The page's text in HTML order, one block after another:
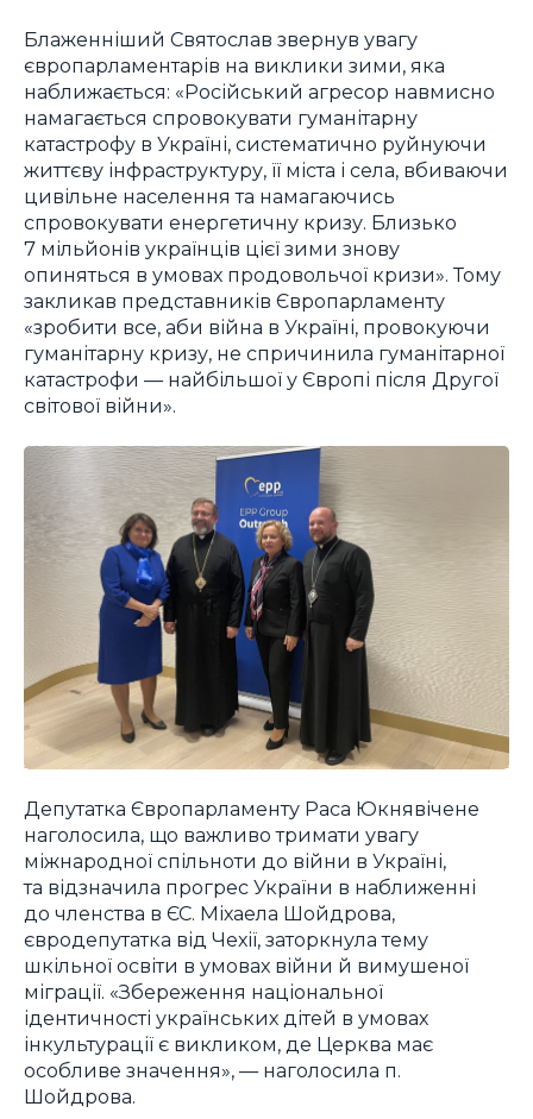
Блаженніший Святослав звернув увагу
європарламентарів на виклики зими, яка
наближається: «Російський агресор навмисно
намагається спровокувати гуманітарну
катастрофу в Україні, систематично руйнуючи
життєву інфраструктуру, її міста і села, вбиваючи
цивільне населення та намагаючись
спровокувати енергетичну кризу. Близько
7 мільйонів українців цієї зими знову
опиняться в умовах продовольчої кризи». Тому
закликав представників Європарламенту
«зробити все, аби війна в Україні, провокуючи
гуманітарну кризу, не спричинила гуманітарної
катастрофи — найбільшої у Європі після Другої
світової війни».
Депутатка Європарламенту Раса Юкнявічене
наголосила, що важливо тримати увагу
міжнародної спільноти до війни в Україні,
та відзначила прогрес України в наближенні
до членства в ЄС. Міхаела Шойдрова,
євродепутатка від Чехії, заторкнула тему
шкільної освіти в умовах війни й вимушеної
міграції. «Збереження національної
ідентичності українських дітей в умовах
інкультурації є викликом, де Церква має
особливе значення», — наголосила п.
Шойдрова.